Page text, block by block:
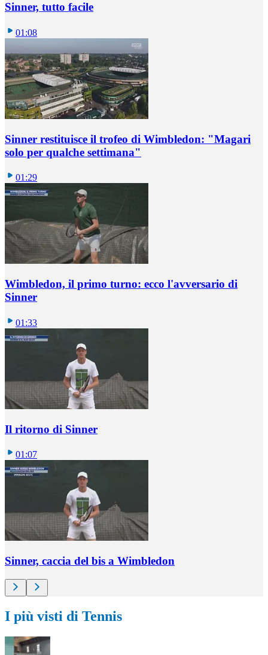
Sinner, tutto facile
01:08
Sinner restituisce il trofeo di Wimbledon: "Magari
solo per qualche settimana"
01:29
Wimbledon, il primo turno: ecco l'avversario di
Sinner
01:33
Il ritorno di Sinner
01:07
Sinner, caccia del bis a Wimbledon
I più visti di Tennis